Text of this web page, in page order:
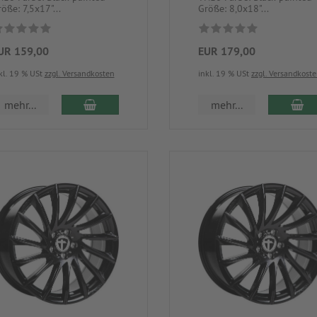
7,5x17"...
159,00
19 % USt zzgl. Versandkosten
mehr...
Größe: 8,0x18"...
EUR 179,00
inkl. 19 % USt zzgl.
mehr...